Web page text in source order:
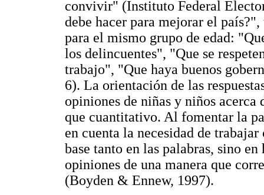
convivir" (Instituto Federal
debe hacer para mejorar el
para el mismo grupo de edad:
los delincuentes", "Que se
trabajo", "Que haya buenos
6). La orientación de las
opiniones de niñas y niños
que cuantitativo. Al fomentar la
en cuenta la necesidad de
base tanto en las palabras, sino
opiniones de una manera que
(Boyden & Ennew, 1997).